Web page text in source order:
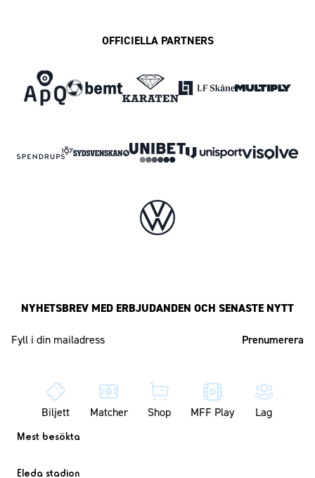
OFFICIELLA PARTNERS
NYHETSBREV MED ERBJUDANDEN OCH SENASTE NYTT
Biljett Matcher Shop MFF Play Lag
Mest besökta
Eleda stadion